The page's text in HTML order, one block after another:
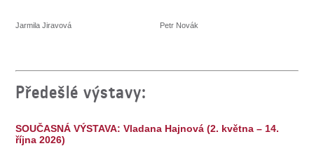
Jarmila Jiravová Petr Novák
Předešlé výstavy:
SOUČASNÁ VÝSTAVA: Vladana Hajnová (2. května – 14.
října 2026)